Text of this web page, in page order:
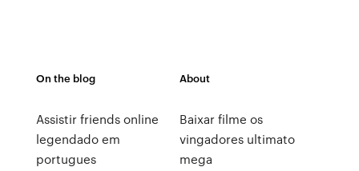
On the blog
Assistir friends online
legendado em
portugues
About
Baixar filme os
vingadores ultimato
mega